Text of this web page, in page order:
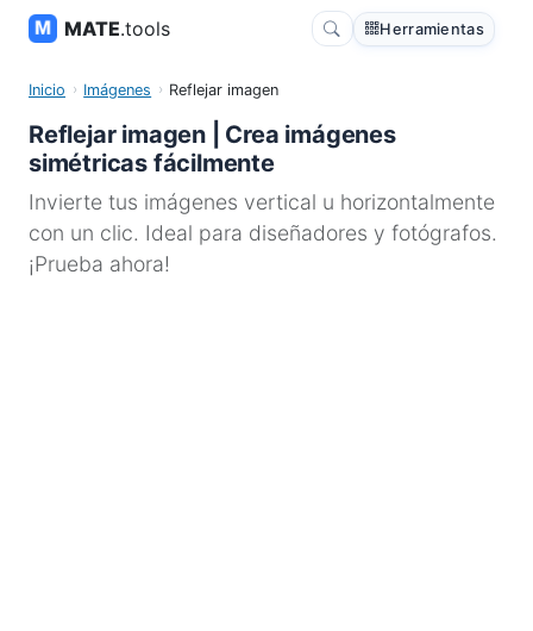
MATE.tools Herramientas
Inicio Imágenes Reflejar imagen
Reflejar imagen | Crea imágenes
simétricas fácilmente
Invierte tus imágenes vertical u horizontalmente
con un clic. Ideal para diseñadores y fotógrafos.
¡Prueba ahora!